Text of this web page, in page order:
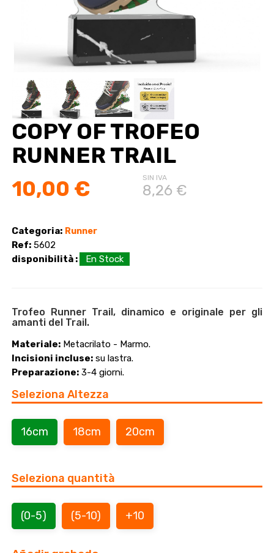
COPY OF TROFEO
RUNNER TRAIL
10,00 € SIN IVA
8,26 €
Categoria: Runner
Ref: 5602
disponibilità :
En Stock
Trofeo Runner Trail, dinamico e originale per gli
amanti del Trail.
Materiale: Metacrilato - Marmo.
Incisioni incluse: su lastra.
Preparazione: 3-4 giorni.
Seleziona Altezza
16cm 18cm 20cm
Seleziona quantità
(0-5) (5-10) +10